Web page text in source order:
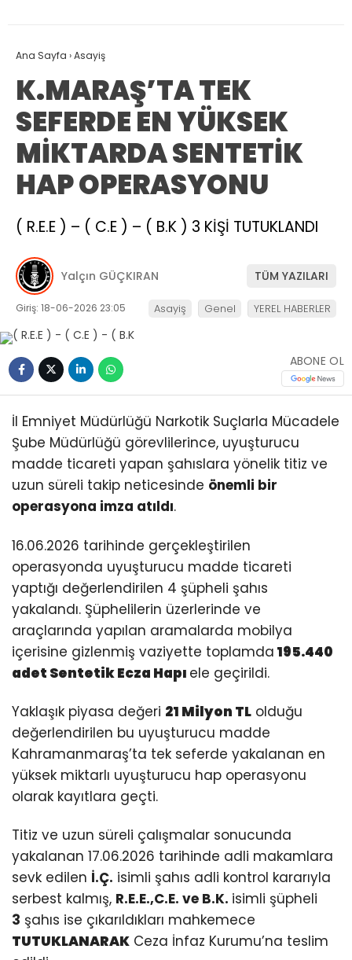
Ana Sayfa ›Asayiş
K.MARAŞ’TA TEK
SEFERDE EN YÜKSEK
MİKTARDA SENTETİK
HAP OPERASYONU
( R.E.E ) – ( C.E ) – ( B.K ) 3 KİŞİ TUTUKLANDI
Yalçın GÜÇKIRAN TÜM YAZILARI
Giriş: 18-06-2026 23:05 Asayiş Genel YEREL HABERLER
ABONE OL
İl Emniyet Müdürlüğü Narkotik Suçlarla Mücadele
Şube Müdürlüğü görevlilerince, uyuşturucu
madde ticareti yapan şahıslara yönelik titiz ve
uzun süreli takip neticesinde önemli bir
operasyona imza atıldı.
16.06.2026 tarihinde gerçekleştirilen
operasyonda uyuşturucu madde ticareti
yaptığı değerlendirilen 4 şüpheli şahıs
yakalandı. Şüphelilerin üzerlerinde ve
araçlarında yapılan aramalarda mobilya
içerisine gizlenmiş vaziyette toplamda 195.440
adet Sentetik Ecza Hapı ele geçirildi.
Yaklaşık piyasa değeri 21 Milyon TL olduğu
değerlendirilen bu uyuşturucu madde
Kahramanmaraş’ta tek seferde yakalanan en
yüksek miktarlı uyuşturucu hap operasyonu
olarak kayıtlara geçti.
Titiz ve uzun süreli çalışmalar sonucunda
yakalanan 17.06.2026 tarihinde adli makamlara
sevk edilen İ.Ç. isimli şahıs adli kontrol kararıyla
serbest kalmış, R.E.E.,C.E. ve B.K. isimli şüpheli
3 şahıs ise çıkarıldıkları mahkemece
TUTUKLANARAK Ceza İnfaz Kurumu’na teslim